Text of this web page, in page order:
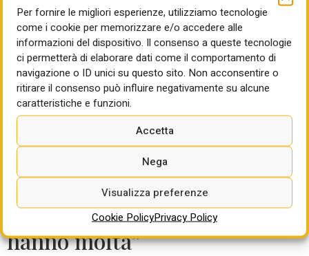
Per fornire le migliori esperienze, utilizziamo tecnologie
come i cookie per memorizzare e/o accedere alle
informazioni del dispositivo. Il consenso a queste tecnologie
ci permetterà di elaborare dati come il comportamento di
navigazione o ID unici su questo sito. Non acconsentire o
ritirare il consenso può influire negativamente su alcune
caratteristiche e funzioni.
Accetta
Nega
Visualizza preferenze
Cookie PolicyPrivacy Policy
prescrizioni sul progetto definitivo. Il confronto con il
progetto ponte è immediato, 10.000 elaborati progettuali,
40 km di raccordi a terra per l’80% in galleria, il ponte
sospeso più lungo al mondo, 13,5 miliardi di investimento,
62 prescrizioni”, ha sottolineato l’ad.
Salini attacca: “c’è chi
studia e ci sono gli esperti e
laureati su Instagram, i
primi spesso sono senza
voce mentre i secondi ne
hanno molta”